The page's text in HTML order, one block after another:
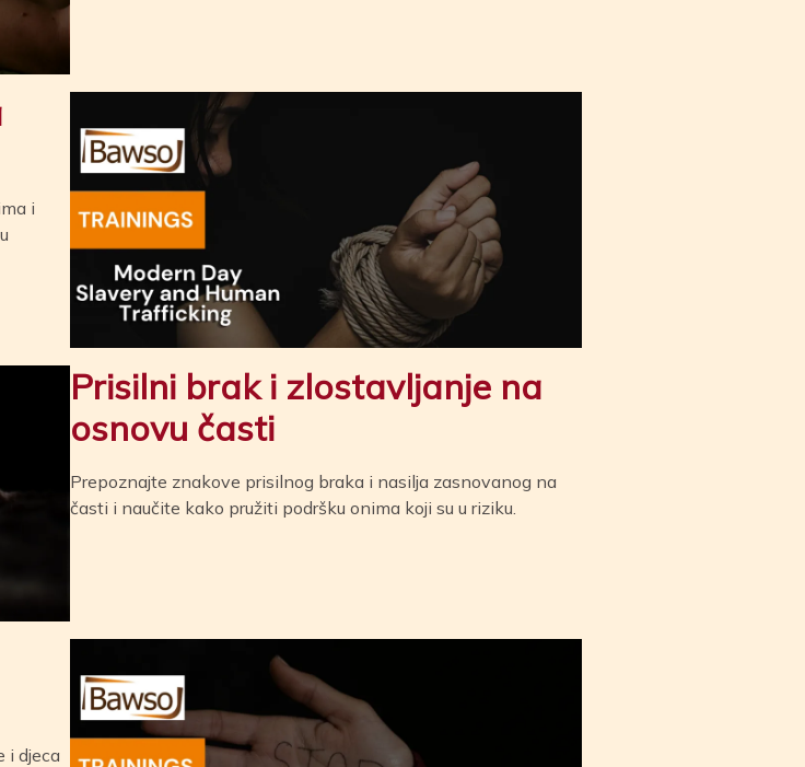
i
Prisilni brak i zlostavljanje na
osnovu časti
Prepoznajte znakove prisilnog braka i nasilja zasnovanog na
časti i naučite kako pružiti podršku onima koji su u riziku.
i djeca